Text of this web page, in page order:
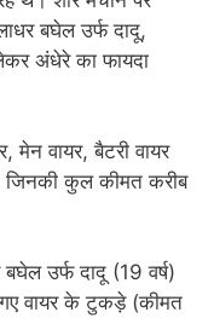
बघेल उर्फ दादू,
लेकर अंधेरे का फायदा
मेन वायर, बैटरी वायर
जिनकी कुल कीमत करीब
उर्फ दादू (19 वर्ष)
वायर के टुकड़े (कीमत